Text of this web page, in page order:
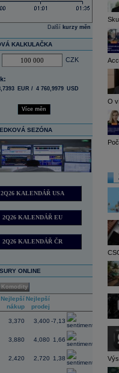
Další kurzy měn
KALKULAČKA
CZK
EUR / 4 760,9979 USD
Více měn
SEZÓNA
2Q26 KALENDÁŘ USA
2Q26 KALENDÁŘ EU
2Q26 KALENDÁŘ ČR
ONLINE
Komodity
Nejlepší
nákup
Nejlepší
prodej
Změna
3,370 3,400 -7,13
3,880 4,080 1,66
2,420 2,720 1,38
O